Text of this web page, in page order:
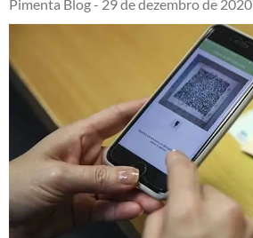
Pimenta Blog - 29 de dezembro de 2020